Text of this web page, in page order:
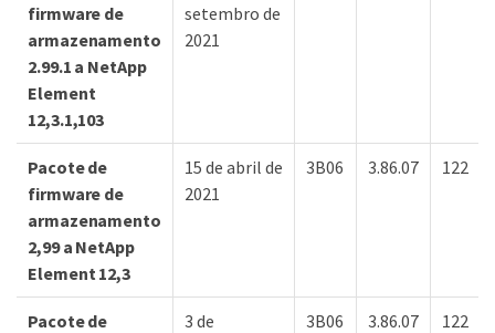
firmware de
armazenamento
2.99.1 a NetApp
Element
12,3.1,103
setembro de
2021
Pacote de
firmware de
armazenamento
2,99 a NetApp
Element 12,3
15 de abril de
2021
3B06 3.86.07 122
Pacote de
3 de
3B06 3.86.07 122